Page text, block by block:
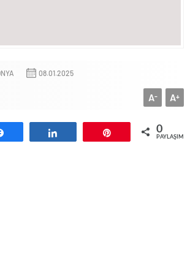
08.01.2025
A+
A-
0